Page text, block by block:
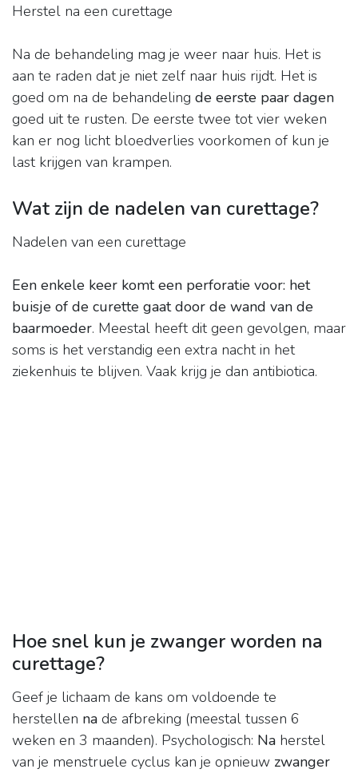
Herstel na een curettage
Na de behandeling mag je weer naar huis. Het is
aan te raden dat je niet zelf naar huis rijdt. Het is
goed om na de behandeling de eerste paar dagen
goed uit te rusten. De eerste twee tot vier weken
kan er nog licht bloedverlies voorkomen of kun je
last krijgen van krampen.
Wat zijn de nadelen van curettage?
Nadelen van een curettage
Een enkele keer komt een perforatie voor: het
buisje of de curette gaat door de wand van de
baarmoeder. Meestal heeft dit geen gevolgen, maar
soms is het verstandig een extra nacht in het
ziekenhuis te blijven. Vaak krijg je dan antibiotica.
Hoe snel kun je zwanger worden na
curettage?
Geef je lichaam de kans om voldoende te
herstellen na de afbreking (meestal tussen 6
weken en 3 maanden). Psychologisch: Na herstel
van je menstruele cyclus kan je opnieuw zwanger